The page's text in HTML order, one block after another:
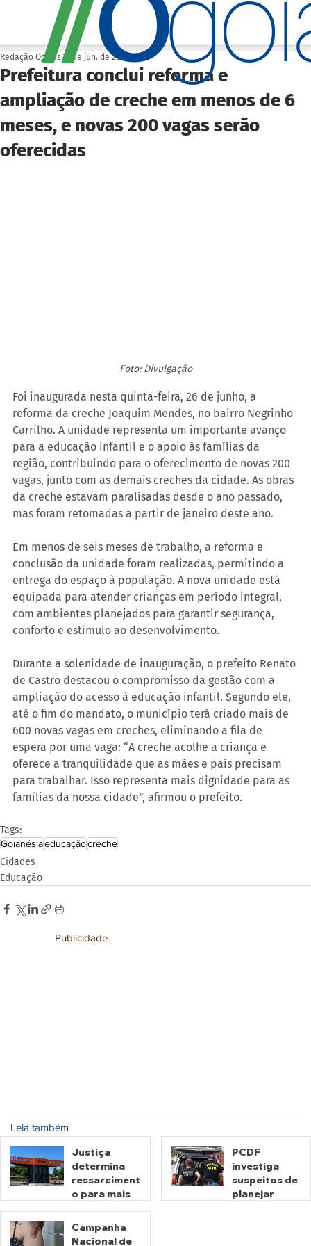
Prefeitura conclui reforma e
ampliação de creche em menos de 6
meses, e novas 200 vagas serão
oferecidas
Redação Ogoiás 27 de jun. de 2025
Foto: Divulgação
Foi inaugurada nesta quinta-feira, 26 de junho, a
reforma da creche Joaquim Mendes, no bairro Negrinho
Carrilho. A unidade representa um importante avanço
para a educação infantil e o apoio às famílias da
região, contribuindo para o oferecimento de novas 200
vagas, junto com as demais creches da cidade. As obras
da creche estavam paralisadas desde o ano passado,
mas foram retomadas a partir de janeiro deste ano.
Em menos de seis meses de trabalho, a reforma e
conclusão da unidade foram realizadas, permitindo a
entrega do espaço à população. A nova unidade está
equipada para atender crianças em período integral,
com ambientes planejados para garantir segurança,
conforto e estímulo ao desenvolvimento.
Durante a solenidade de inauguração, o prefeito Renato
de Castro destacou o compromisso da gestão com a
ampliação do acesso à educação infantil. Segundo ele,
até o fim do mandato, o município terá criado mais de
600 novas vagas em creches, eliminando a fila de
espera por uma vaga: “A creche acolhe a criança e
oferece a tranquilidade que as mães e pais precisam
para trabalhar. Isso representa mais dignidade para as
famílias da nossa cidade”, afirmou o prefeito.
Tags:
Goianésiaeducaçãocreche
Cidades
Educação
Publicidade
Leia também
Justiça
determina
ressarciment
o para mais
motoristas
por
PCDF
investiga
suspeitos de
planejar
Campanha
Nacional de